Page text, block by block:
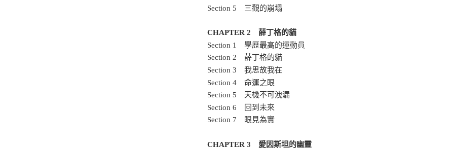
Section 5 三觀的崩塌
CHAPTER 2 薛丁格的貓
Section 1 學歷最高的運動員
Section 2 薛丁格的貓
Section 3 我思故我在
Section 4 命運之眼
Section 5 天機不可洩漏
Section 6 回到未來
Section 7 眼見為實
CHAPTER 3 愛因斯坦的幽靈